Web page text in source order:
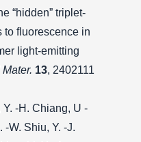
“hidden” triplet-
to fluorescence in
light-emitting
13, 2402111
Y. -H. Chiang, U -
-W. Shiu, Y. -J.